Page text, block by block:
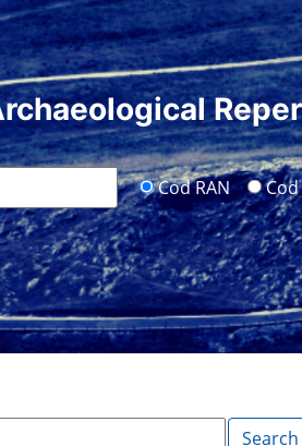
Cod RAN Cod